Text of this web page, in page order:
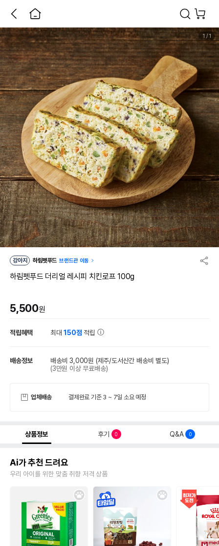
1 / 1
강아지 하림펫푸드 브랜드관 이동
하림펫푸드 더리얼 레시피 치킨로프 100g
5,500원
적립혜택 최대150점 적립
배송정보 배송비 3,000원 (제주/도서산간 배송비 별도)
(3만원 이상 무료배송)
업체배송 결제완료 기준 3 ~ 7일 소요 예정
상품정보 후기 0 Q&A 0
Ai가 추천 드려요
우리 아이를 위한 맞춤 취향 저격 상품